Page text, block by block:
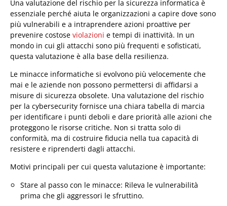
Una valutazione del rischio per la sicurezza informatica è
essenziale perché aiuta le organizzazioni a capire dove sono
più vulnerabili e a intraprendere azioni proattive per
prevenire costose violazioni e tempi di inattività. In un
mondo in cui gli attacchi sono più frequenti e sofisticati,
questa valutazione è alla base della resilienza.
Le minacce informatiche si evolvono più velocemente che
mai e le aziende non possono permettersi di affidarsi a
misure di sicurezza obsolete. Una valutazione del rischio
per la cybersecurity fornisce una chiara tabella di marcia
per identificare i punti deboli e dare priorità alle azioni che
proteggono le risorse critiche. Non si tratta solo di
conformità, ma di costruire fiducia nella tua capacità di
resistere e riprenderti dagli attacchi.
Motivi principali per cui questa valutazione è importante:
Stare al passo con le minacce: Rileva le vulnerabilità
prima che gli aggressori le sfruttino.